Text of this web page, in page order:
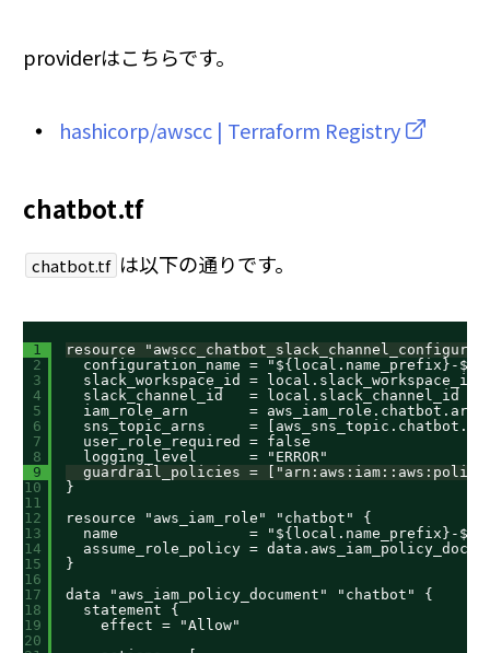
providerはこちらです。
hashicorp/awscc | Terraform Registry
chatbot.tf
chatbot.tf は以下の通りです。
1
2
3
4
5
6
7
8
9
10
11
12
13
14
15
16
17
18
19
20
resource
configuration_name = "${local.name_prefix}-
slack_workspace_id = local.slack_workspace_id
slack_channel_id   = local.slack_channel_id
iam_role_arn       = aws_iam_role.chatbot.arn
sns_topic_arns     =
user_role_required = false
logging_level      = "ERROR"
guardrail_policies = ["arn:aws:iam::aws:policy/
}
resource "aws_iam_role" "chatbot" {
name               = "${local.name_prefix}-
assume_role_policy =
}
data "aws_iam_policy_document" "chatbot" {
statement {
effect = "Allow"